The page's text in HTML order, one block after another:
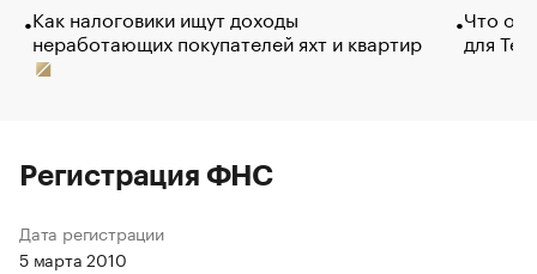
Как налоговики ищут доходы
неработающих покупателей яхт и квартир
Что
для
Регистрация ФНС
Дата регистрации
5 марта 2010